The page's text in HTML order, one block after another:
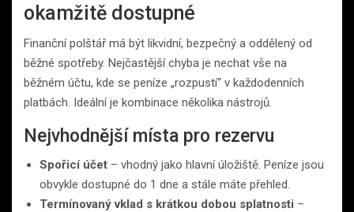
okamžitě dostupné
Finanční polštář má být likvidní, bezpečný a oddělený od
běžné spotřeby. Nejčastější chyba je nechat vše na
běžném účtu, kde se peníze „rozpustí“ v každodenních
platbách. Ideální je kombinace několika nástrojů.
Nejvhodnější místa pro rezervu
Spořicí účet – vhodný jako hlavní úložiště. Peníze jsou
obvykle dostupné do 1 dne a stále máte přehled.
Termínovaný vklad s krátkou dobou splatnosti –